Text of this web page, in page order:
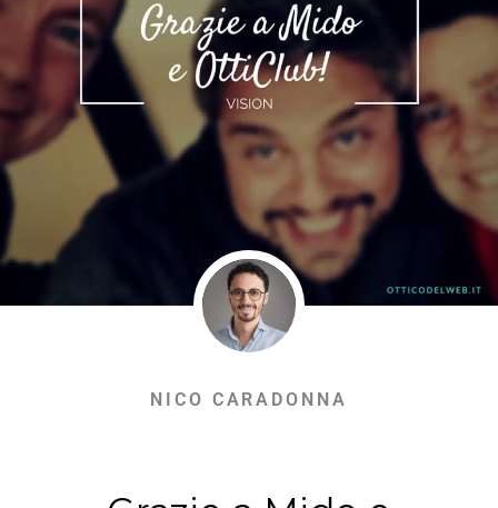
NICO CARADONNA